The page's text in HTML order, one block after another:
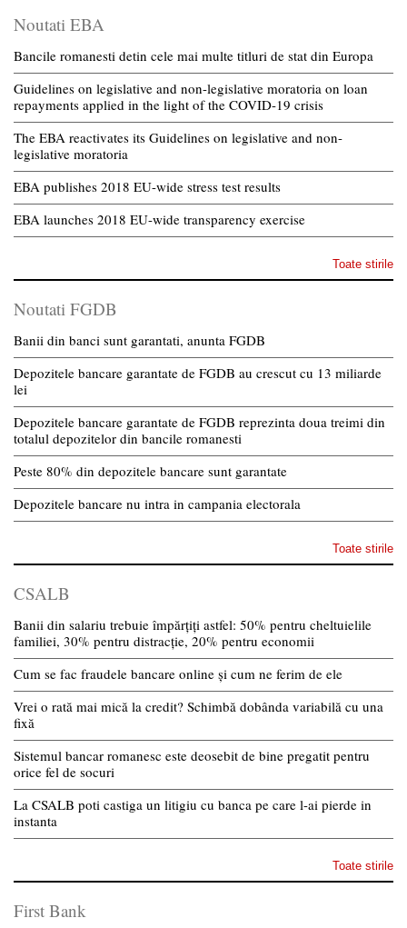
Noutati EBA
Bancile romanesti detin cele mai multe titluri de stat din Europa
Guidelines on legislative and non-legislative moratoria on loan
repayments applied in the light of the COVID-19 crisis
The EBA reactivates its Guidelines on legislative and non-
legislative moratoria
EBA publishes 2018 EU-wide stress test results
EBA launches 2018 EU-wide transparency exercise
Toate stirile
Noutati FGDB
Banii din banci sunt garantati, anunta FGDB
Depozitele bancare garantate de FGDB au crescut cu 13 miliarde
lei
Depozitele bancare garantate de FGDB reprezinta doua treimi din
totalul depozitelor din bancile romanesti
Peste 80% din depozitele bancare sunt garantate
Depozitele bancare nu intra in campania electorala
Toate stirile
CSALB
Banii din salariu trebuie împărțiți astfel: 50% pentru cheltuielile
familiei, 30% pentru distracție, 20% pentru economii
Cum se fac fraudele bancare online și cum ne ferim de ele
Vrei o rată mai mică la credit? Schimbă dobânda variabilă cu una
fixă
Sistemul bancar romanesc este deosebit de bine pregatit pentru
orice fel de socuri
La CSALB poti castiga un litigiu cu banca pe care l-ai pierde in
instanta
Toate stirile
First Bank